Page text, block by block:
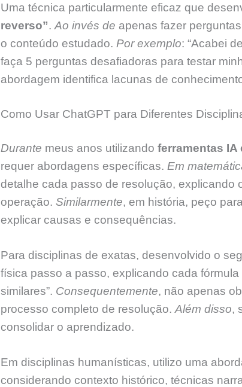
Uma técnica particularmente eficaz que
reverso”. Ao invés de apenas fazer
o conteúdo estudado. Por exemplo: “Acabei
faça 5 perguntas desafiadoras para testar
abordagem identifica lacunas de
Como Usar ChatGPT para Diferentes
Durante meus anos utilizando ferramentas IA
requer abordagens específicas. Em
detalhe cada passo de resolução, explicando
operação. Similarmente, em história, peço
explicar causas e consequências.
Para disciplinas de exatas, desenvolvido o
física passo a passo, explicando cada
similares”. Consequentemente, não apenas
processo completo de resolução. Além disso,
consolidar o aprendizado.
Em disciplinas humanísticas, utilizo uma
considerando contexto histórico, técnicas